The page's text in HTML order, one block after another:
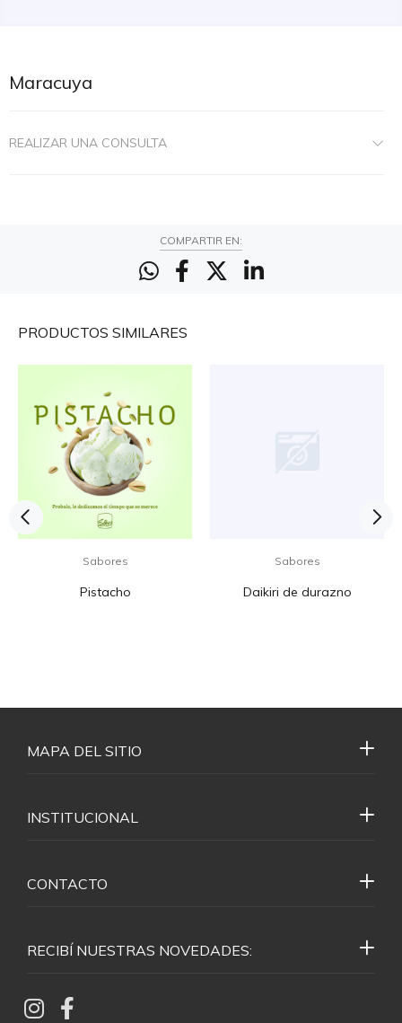
Maracuya
REALIZAR UNA CONSULTA
COMPARTIR EN:
PRODUCTOS SIMILARES
Sabores
Pistacho
Sabores
Daikiri de durazno
RECIBÍ NUESTRAS NOVEDADES:
MAPA DEL SITIO
INSTITUCIONAL
CONTACTO